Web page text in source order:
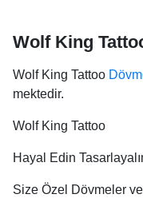
Wolf King
Wolf King Tattoo
mektedir.
Wolf King Tattoo
Hayal Edin
Size Özel Dövmeler